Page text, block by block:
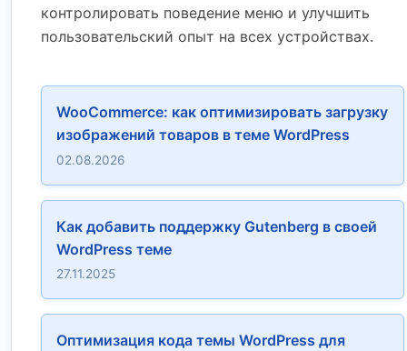
контролировать поведение меню и улучшить
пользовательский опыт на всех устройствах.
WooCommerce: как оптимизировать загрузку
изображений товаров в теме WordPress
02.08.2026
Как добавить поддержку Gutenberg в своей
WordPress теме
27.11.2025
Оптимизация кода темы WordPress для